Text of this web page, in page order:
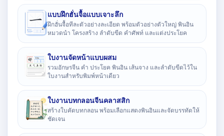
แบบฝึกฮั่นจื้อแบบเจาะลึก
ฝึกฮั่นจื้อทีละตัวอย่างละเอียด พร้อมตัวอย่างตัวใหญ่ พินอิน
หมวดนำ โครงสร้าง ลำดับขีด คำศัพท์ และแต่งประโยค
ใบงานจัดหน้าแบบผสม
รวมอักษรจีน คำ ประโยค พินอิน เส้นจาง และลำดับขีดไว้ใน
ใบงานสำหรับพิมพ์หน้าเดียว
ใบงานบทกลอนจีนคลาสสิก
สร้างใบคัดบทกลอน พร้อมเลือกแสดงพินอินและจัดบรรทัดให้
ชัดเจน